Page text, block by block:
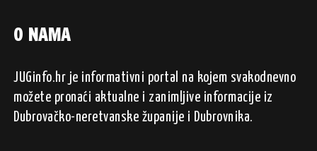
O NAMA
JUGinfo.hr je informativni portal na kojem svakodnevno
možete pronaći aktualne i zanimljive informacije iz
Dubrovačko-neretvanske županije i Dubrovnika.